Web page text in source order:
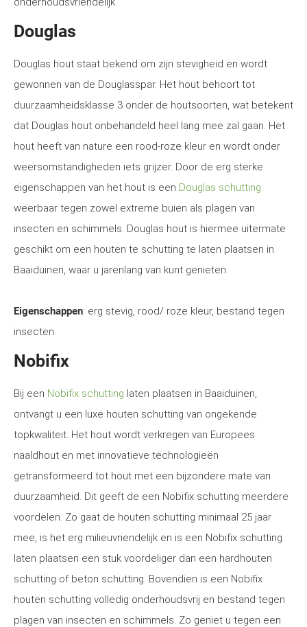
Douglas
Douglas hout staat bekend om zijn stevigheid en wordt
gewonnen van de Douglasspar. Het hout behoort tot
duurzaamheidsklasse 3 onder de houtsoorten, wat betekent
dat Douglas hout onbehandeld heel lang mee zal gaan. Het
hout heeft van nature een rood-roze kleur en wordt onder
weersomstandigheden iets grijzer. Door de erg sterke
eigenschappen van het hout is een Douglas schutting
weerbaar tegen zowel extreme buien als plagen van
insecten en schimmels. Douglas hout is hiermee uitermate
geschikt om een houten te schutting te laten plaatsen in
Baaiduinen, waar u jarenlang van kunt genieten.
Eigenschappen: erg stevig, rood/ roze kleur, bestand tegen
insecten.
Nobifix
Bij een Nobifix schutting laten plaatsen in Baaiduinen,
ontvangt u een luxe houten schutting van ongekende
topkwaliteit. Het hout wordt verkregen van Europees
naaldhout en met innovatieve technologieën
getransformeerd tot hout met een bijzondere mate van
duurzaamheid. Dit geeft de een Nobifix schutting meerdere
voordelen. Zo gaat de houten schutting minimaal 25 jaar
mee, is het erg milieuvriendelijk en is een Nobifix schutting
laten plaatsen een stuk voordeliger dan een hardhouten
schutting of beton schutting. Bovendien is een Nobifix
houten schutting volledig onderhoudsvrij en bestand tegen
plagen van insecten en schimmels. Zo geniet u tegen een